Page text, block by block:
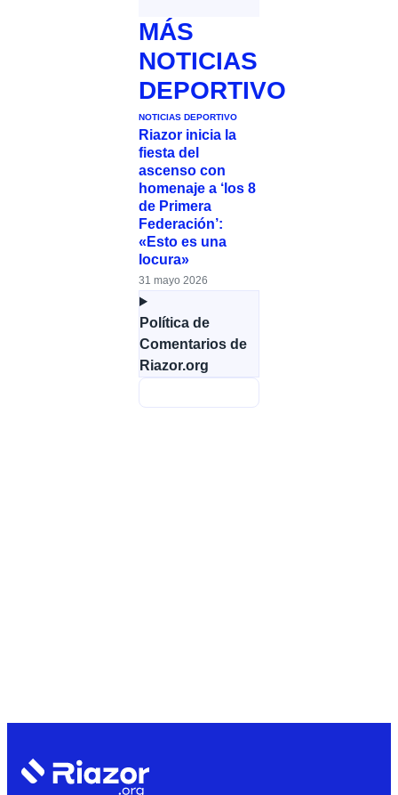
MÁS
NOTICIAS
DEPORTIVO
NOTICIAS DEPORTIVO
Riazor inicia la
fiesta del
ascenso con
homenaje a ‘los 8
de Primera
Federación’:
«Esto es una
locura»
31 mayo 2026
Política de
Comentarios de
Riazor.org